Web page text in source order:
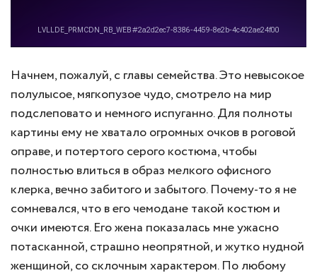
Начнем, пожалуй, с главы семейства. Это невысокое
полулысое, мягкопузое чудо, смотрело на мир
подслеповато и немного испуганно. Для полноты
картины ему не хватало огромных очков в роговой
оправе, и потертого серого костюма, чтобы
полностью влиться в образ мелкого офисного
клерка, вечно забитого и забытого. Почему-то я не
сомневался, что в его чемодане такой костюм и
очки имеются. Его жена показалась мне ужасно
потасканной, страшно неопрятной, и жутко нудной
женщиной, со склочным характером. По любому